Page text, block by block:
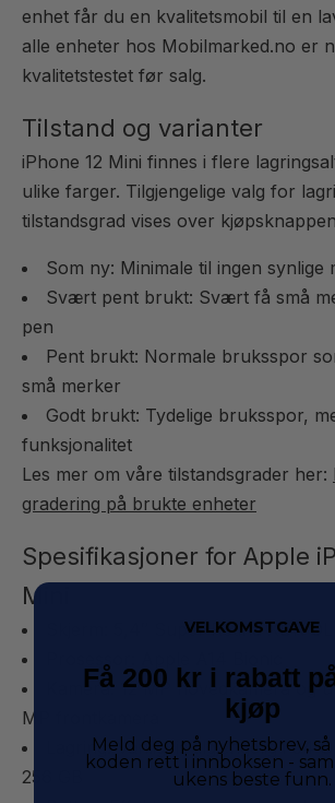
enhet får du en kvalitetsmobil til en
alle enheter hos Mobilmarked.no er
kvalitetstestet før salg.
Tilstand og varianter
iPhone 12 Mini finnes i flere
ulike farger. Tilgjengelige valg for
tilstandsgrad vises over
Som ny: Minimale til ingen synlige
Svært pent brukt: Svært få små
pen
Pent brukt: Normale bruksspor
små merker
Godt brukt: Tydelige bruksspor,
funksjonalitet
Les mer om våre tilstandsgrader her:
gradering på brukte enheter
Spesifikasjoner for Apple
Mini
Skjerm: 5,4″ Super Retina XDR
Prosessor: Apple A14 Bionic
Kamera: 12 MP hovedkamera og
MP frontkamera
Lagring: Vanligvis tilgjengelig i 64
256 GB
VELKOMSTGAVE
Få 200 kr i rabatt
kjøp
Meld deg på nyhetsbrev, så
koden rett i innboksen -
ukens beste funn.